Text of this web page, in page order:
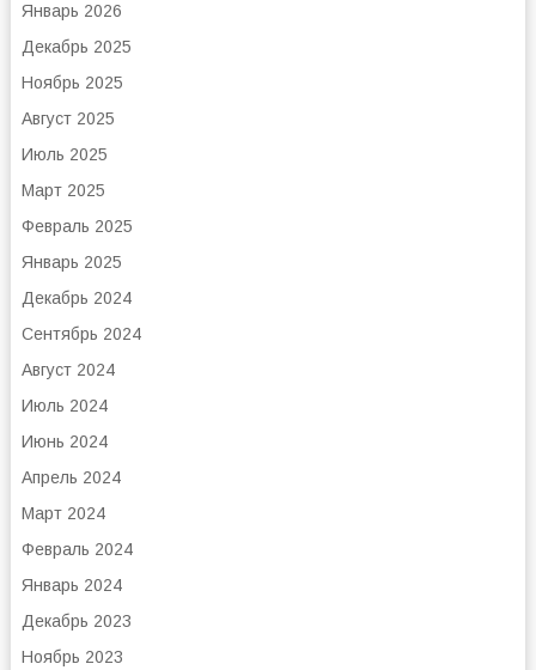
Январь 2026
Декабрь 2025
Ноябрь 2025
Август 2025
Июль 2025
Март 2025
Февраль 2025
Январь 2025
Декабрь 2024
Сентябрь 2024
Август 2024
Июль 2024
Июнь 2024
Апрель 2024
Март 2024
Февраль 2024
Январь 2024
Декабрь 2023
Ноябрь 2023